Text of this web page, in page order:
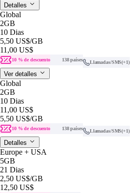
Detalles
Global
2GB
10 Dias
5,50 US$/GB
11,00 US$
10 % de descuento 138 países Llamadas/SMS(+1)
Ver detalles
Global
2GB
10 Dias
11,00 US$
5,50 US$/GB
10 % de descuento 138 países Llamadas/SMS(+1)
Detalles
Europe + USA
5GB
21 Dias
2,50 US$/GB
12,50 US$